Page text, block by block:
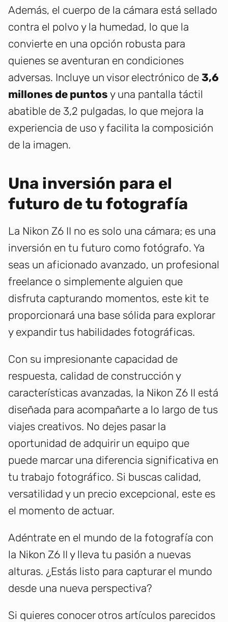
Además, el cuerpo de la cámara está sellado
contra el polvo y la humedad, lo que la
convierte en una opción robusta para
quienes se aventuran en condiciones
adversas. Incluye un visor electrónico de 3,6
millones de puntos y una pantalla táctil
abatible de 3,2 pulgadas, lo que mejora la
experiencia de uso y facilita la composición
de la imagen.
Una inversión para el
futuro de tu fotografía
La Nikon Z6 II no es solo una cámara; es una
inversión en tu futuro como fotógrafo. Ya
seas un aficionado avanzado, un profesional
freelance o simplemente alguien que
disfruta capturando momentos, este kit te
proporcionará una base sólida para explorar
y expandir tus habilidades fotográficas.
Con su impresionante capacidad de
respuesta, calidad de construcción y
características avanzadas, la Nikon Z6 II está
diseñada para acompañarte a lo largo de tus
viajes creativos. No dejes pasar la
oportunidad de adquirir un equipo que
puede marcar una diferencia significativa en
tu trabajo fotográfico. Si buscas calidad,
versatilidad y un precio excepcional, este es
el momento de actuar.
Adéntrate en el mundo de la fotografía con
la Nikon Z6 II y lleva tu pasión a nuevas
alturas. ¿Estás listo para capturar el mundo
desde una nueva perspectiva?
Si quieres conocer otros artículos parecidos